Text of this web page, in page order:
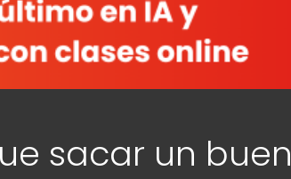
sacar un buen